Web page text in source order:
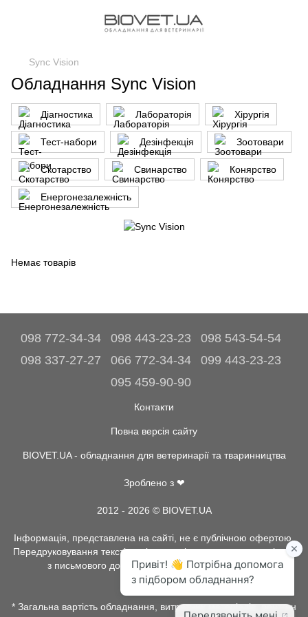
Sync Vision
Обладнання Sync Vision
Діагностика Лабораторія Хірургія
Тест-набори Дезінфекція Зоотовари
Скотарство Свинарство Конярство
Енергонезалежність
Немає товарів
098 772-34-34 098 443-23-23
098 543-54-54
098 337-27-27
066 772-34-34
099 443-23-23
095 459-90-90
Контакти
Повна версія сайту
BIOVET.UA - обладнання для ветеринарії та тваринництва
Зроблено з ❤
2012 - 2026 © BIOVET.UA
Інформація, представлена на сайті, не є публічною офертою.
Передруковування текстів та інше копіювання, можливо тільки
з письмового дозволу адміністрації BIOVET.UA.
* Загальна вартість обладнання, витратних матеріалів, рентген